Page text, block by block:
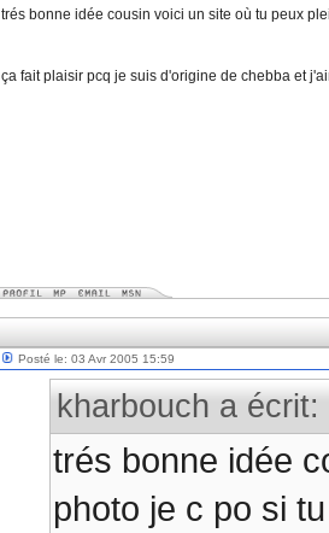
trés bonne idée cousin voici un site où tu peux
ça fait plaisir pcq je suis d'origine de chebba et
Posté le: 03 Avr 2005 15:59
kharbouch a écrit:
trés bonne idée
photo je c po si